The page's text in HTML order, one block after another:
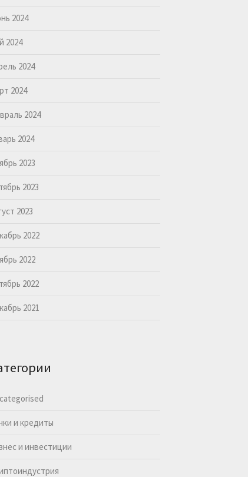
2024
2024
2024
2024
2024
2024
2023
2023
2023
2022
2022
2022
2021
и кредиты
и инвестиции